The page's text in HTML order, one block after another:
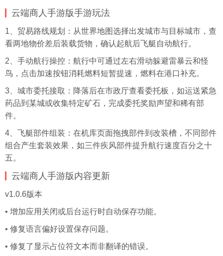
云端商人手游版手游玩法
1、贸易路线规划：从世界地图选择出发城市与目标城市，查
看两地物价差后装载货物，确认起航后飞艇自动航行。
2、手动航行操控：航行中可通过左右滑动躲避雷暴云和怪
鸟，点击加速按钮消耗燃料短暂提速，燃料在港口补充。
3、城市委托接取：降落后在市政厅查看委托板，如运送紧急
药品到某城或收集特定矿石，完成委托奖励声望和稀有部
件。
4、飞艇部件组装：在机库页面拖拽部件到改装槽，不同部件
组合产生套装效果，如三件疾风部件提升航行速度百分之十
五。
云端商人手游版内容更新
v1.0.6版本
• 增加应用关闭或后台运行时自动保存功能。
• 修复语言偏好设置保存问题。
• 修复了显示占位符文本而非翻译的错误。